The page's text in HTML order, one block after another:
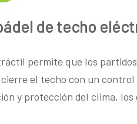
de techo
permite que los
el techo con un
y protección del clima,